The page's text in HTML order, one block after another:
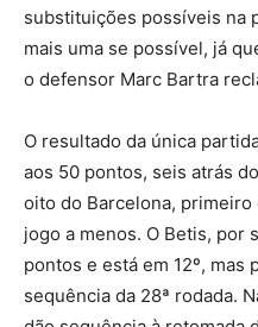
substituições possíveis na
mais uma se possível, já
o defensor Marc Bartra
O resultado da única
aos 50 pontos, seis atrás
oito do Barcelona, primeiro
jogo a menos. O Betis, por
pontos e está em 12º, mas
sequência da 28ª rodada.